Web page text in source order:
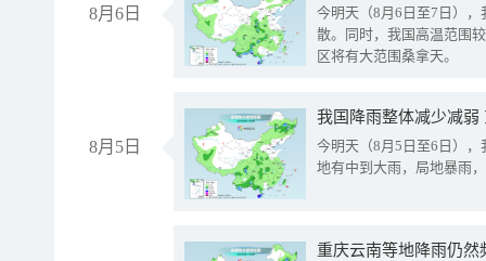
8月6日
今明天（8月6日至7日）
散。同时，我国高温范围
区将有大范围桑拿天。
8月5日
我国降雨整体减少减弱
今明天（8月5日至6日）
地有中到大雨，局地暴雨
重庆云南等地降雨仍然